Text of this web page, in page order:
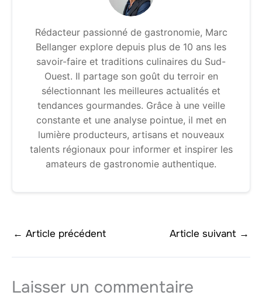
Rédacteur passionné de gastronomie, Marc
Bellanger explore depuis plus de 10 ans les
savoir-faire et traditions culinaires du Sud-
Ouest. Il partage son goût du terroir en
sélectionnant les meilleures actualités et
tendances gourmandes. Grâce à une veille
constante et une analyse pointue, il met en
lumière producteurs, artisans et nouveaux
talents régionaux pour informer et inspirer les
amateurs de gastronomie authentique.
← Article précédent Article suivant →
Laisser un commentaire